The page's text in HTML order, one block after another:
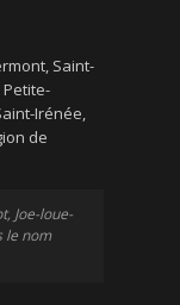
Saint-
Irénée,
de
Joe-loue-
le nom